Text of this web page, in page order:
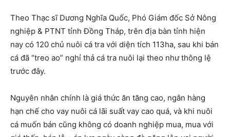
Theo Thạc sĩ Dương Nghĩa Quốc, Phó Giám đốc Sở Nông
nghiệp & PTNT tỉnh Đồng Tháp, trên địa bàn tỉnh hiện
nay có 120 chủ nuôi cá tra với diện tích 113ha, sau khi bán
cá đã “treo ao” nghỉ thả cá tra nuôi lại theo như thông lệ
trước đây.
Nguyên nhân chính là giá thức ăn tăng cao, ngân hàng
hạn chế cho vay nuôi cá lãi suất vay cao quá, và khi nuôi
cá muốn bán cũng không có doanh nghiệp mua, mua với